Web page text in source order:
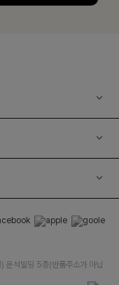
석빌딩 5층(반품주소가 아닙